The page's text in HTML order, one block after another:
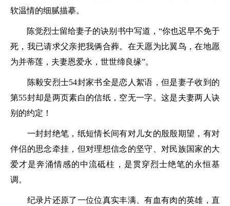
软温情的细腻描摹。
陈觉烈士留给妻子的诀别书中写道，“你也迟早不免于
死，我已请求父亲把我俩合葬。在天愿为比翼鸟，在地愿
为并蒂莲，夫妻恩爱永，世世缔良缘”。
陈毅安烈士54封家书全是恋人絮语，但是妻子收到的
第55封却是两页素白的信纸，空无一字。这是夫妻两人诀
别的约定！
一封封绝笔，纸短情长间有对儿女的殷殷期望，有对
伴侣的思念牵挂，但对理想信念的坚守、对民族国家的大
爱才是奔涌情感的中流砥柱，是贯穿烈士绝笔的永恒基
调。
纪录片还原了一位位真实丰满、有血有肉的英雄，直